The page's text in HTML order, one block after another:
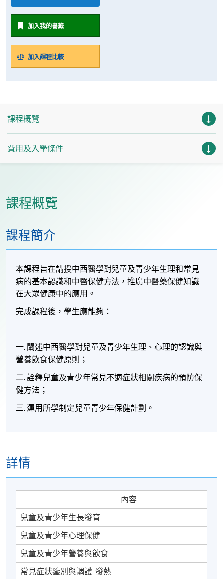
加入我的書籤
加入課程比較
課程概覽
費用及入學條件
課程概覽
課程簡介
本課程旨在講授中西醫學對兒童及青少年生理和常見
病的基本認識和中醫保健方法，推廣中醫藥保健知識
在大眾健康中的應用。
完成課程後，學生應能夠：
一. 闡述中西醫學對兒童及青少年生理、心理的認識與
營養飲食保健原則；
二.詮釋兒童及青少年常見不適症狀相關疾病的預防保
健方法；
三.運用所學制定兒童青少年保健計劃。
詳情
內容
兒童及青少年生長發育
兒童及青少年心理保健
兒童及青少年營養與飲食
常見症狀鑒別與調護-發熱